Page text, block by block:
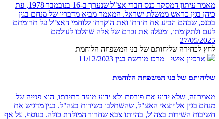
מאמר עיתון המסקר כנס חברי אצ"ל שנערך ב-16 בנובמבר 1978, עת
כיהן בגין כראש ממשלת ישראל. המאמר מביא מדבריו של מנחם בגין
בכנס, שבהם הביע את תודתו ואת הוקרתו ללוחמי האצ"ל על תרומתם
לעם ולתקומתו, ומעלה את זכרם של אלה שהלכו לעולמם
27/05/2025
לחץ לבחירה שליחותם של בני המשפחה הלוחמת
ארכיון אישי - מרכז מורשת בגין 11/12/2023
שליחותם של בני המשפחה הלוחמת
מאמר זה, שלא ידוע אם פורסם ולא ידוע מועד כתיבתו, הוא פנייה של
מנחם בגין אל יוצאי האצ"ל, שהשתלבו בשירות בצה"ל. בגין מדגיש את
חשיבות השירות בצה"ל, בהיותו צבא שחרור המולדת כולה. בנוסף, על אף